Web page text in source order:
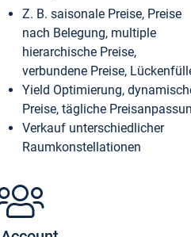
Z. B. saisonale Preise, Preise
nach Belegung, multiple
hierarchische Preise,
verbundene Preise,
Yield Optimierung,
Preise, tägliche
Verkauf unterschiedlicher
Raumkonstellationen